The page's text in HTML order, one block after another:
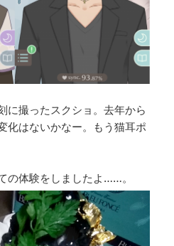
に撮ったスクショ。去年から
化はないかなー。もう猫耳ポ
の体験をしましたよ……。